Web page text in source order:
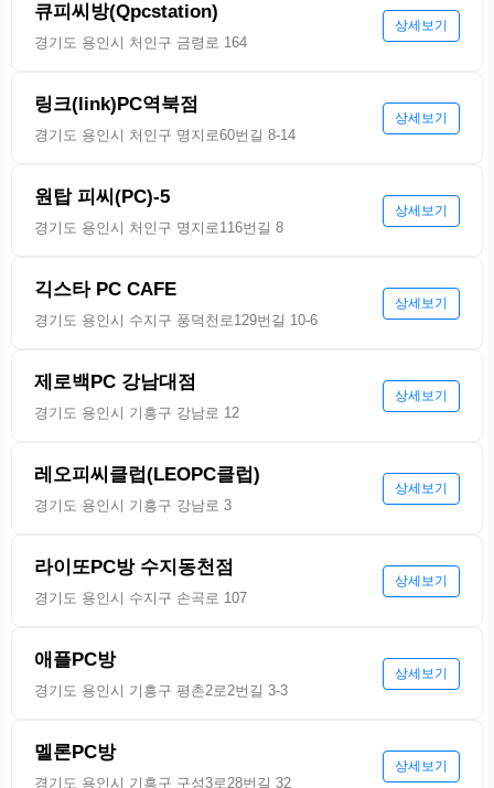
큐피씨방(Qpcstation)
경기도 용인시 처인구 금령로 164
상세보기
링크(link)PC역북점
경기도 용인시 처인구 명지로60번길 8-14
상세보기
원탑 피씨(PC)-5
경기도 용인시 처인구 명지로116번길 8
상세보기
긱스타 PC CAFE
경기도 용인시 수지구 풍덕천로129번길 10-6
상세보기
제로백PC 강남대점
경기도 용인시 기흥구 강남로 12
상세보기
레오피씨클럽(LEOPC클럽)
경기도 용인시 기흥구 강남로 3
상세보기
라이또PC방 수지동천점
경기도 용인시 수지구 손곡로 107
상세보기
애플PC방
경기도 용인시 기흥구 평촌2로2번길 3-3
상세보기
멜론PC방
경기도 용인시 기흥구 구성3로28번길 32
상세보기